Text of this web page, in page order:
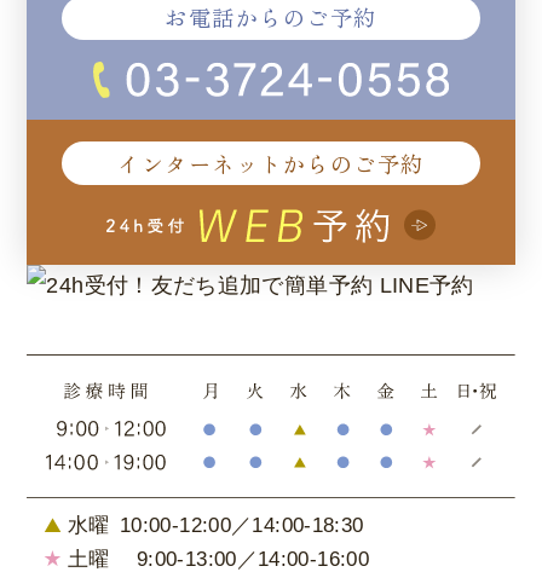
お電話からのご予約
インターネットからのご予約
水曜 10:00-12:00／14:00-18:30
土曜
9:00-13:00／14:00-16:00